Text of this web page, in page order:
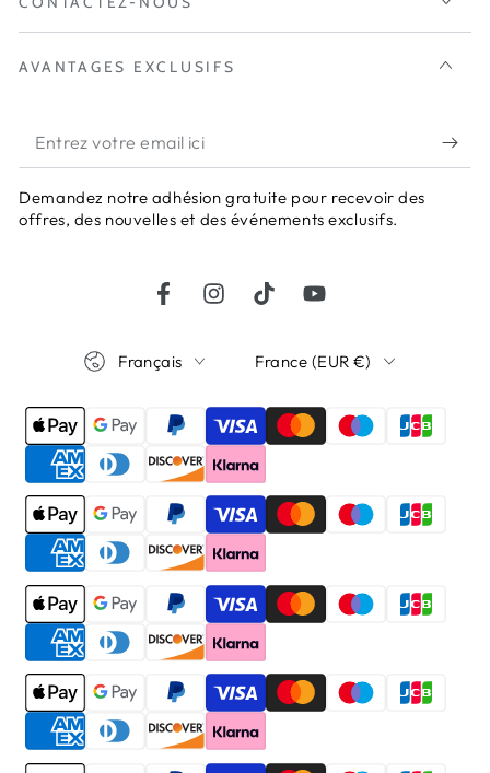
AVANTAGES EXCLUSIFS
Entrez
votre
email
Demandez notre adhésion gratuite pour recevoir des
offres, des nouvelles et des événements exclusifs.
FacebookInstagramTikTokYouTube
Français France (EUR €)
Modes
de
paiement